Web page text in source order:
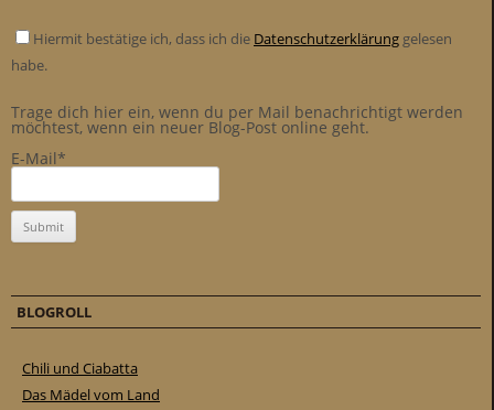
Hiermit bestätige ich, dass ich die Datenschutzerklärung gelesen
habe.
Trage dich hier ein, wenn du per Mail benachrichtigt werden
möchtest, wenn ein neuer Blog-Post online geht.
E-Mail*
BLOGROLL
Chili und Ciabatta
Das Mädel vom Land